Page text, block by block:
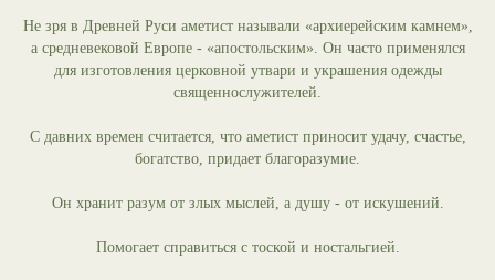
Не зря в Древней Руси аметист называли «архиерейским камнем»,
а средневековой Европе - «апостольским». Он часто применялся
для изготовления церковной утвари и украшения одежды
священнослужителей.
С давних времен считается, что аметист приносит удачу, счастье,
богатство, придает благоразумие.
Он хранит разум от злых мыслей, а душу - от искушений.
Помогает справиться с тоской и ностальгией.